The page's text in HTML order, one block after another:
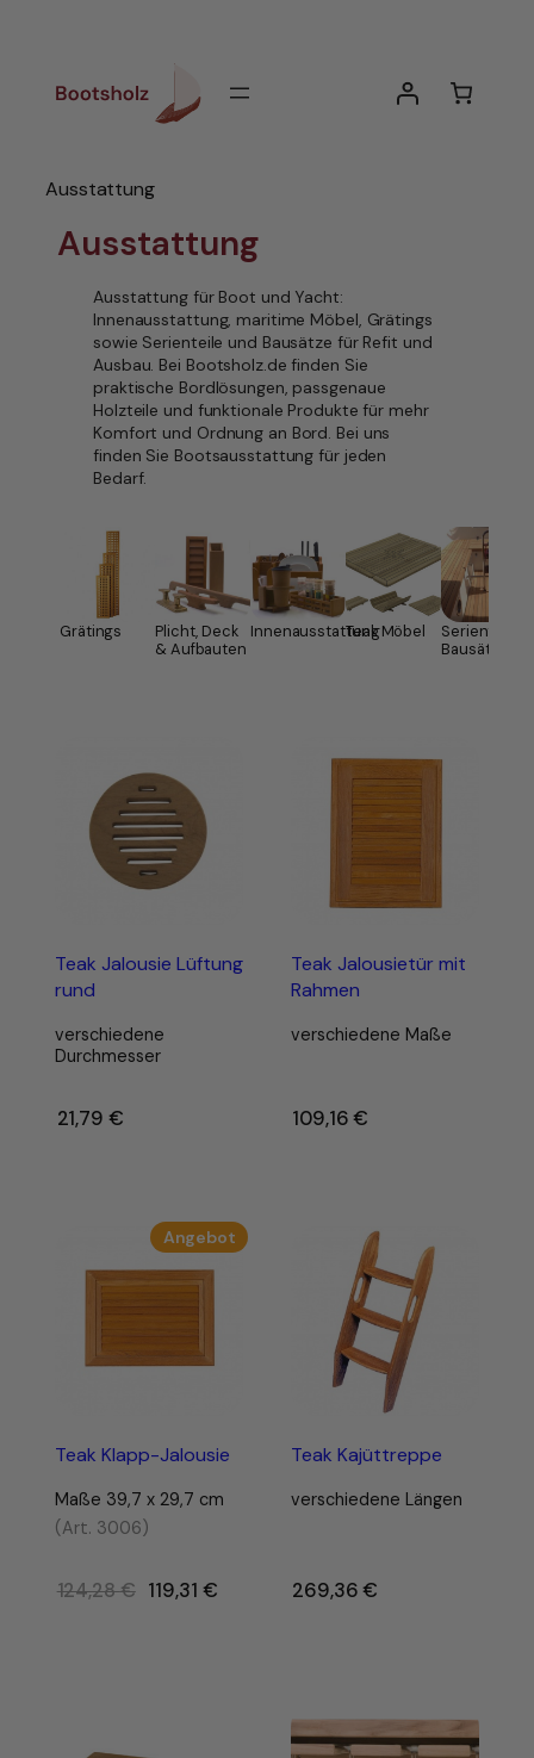
Ausstattung
Ausstattung
Ausstattung für Boot und Yacht:
Innenausstattung, maritime Möbel, Grätings
sowie Serienteile und Bausätze für Refit und
Ausbau. Bei Bootsholz.de finden Sie
praktische Bordlösungen, passgenaue
Holzteile und funktionale Produkte für mehr
Komfort und Ordnung an Bord. Bei uns
finden Sie Bootsausstattung für jeden
Bedarf.
Grätings
Plicht, Deck
& Aufbauten
InnenausstattungTeak Möbel
Serienteile &
Bausätze
Teak Jalousie Lüftung
rund
verschiedene
Durchmesser
21,79 €
Teak Jalousietür mit
Rahmen
verschiedene Maße
109,16€
AngebotProdukt
im
Teak Klapp-Jalousie
Maße 39,7 x 29,7 cm
(Art. 3006)
124,28€ Ursprünglicher
119,31 €
Teak Kajüttreppe
verschiedene Längen
269,36€